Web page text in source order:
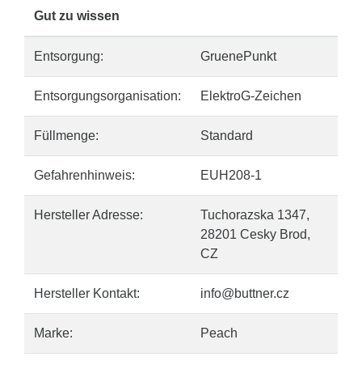
Gut zu wissen
Entsorgung: GruenePunkt
Entsorgungsorganisation: ElektroG-Zeichen
Füllmenge: Standard
Gefahrenhinweis: EUH208-1
Hersteller Adresse:
Tuchorazska 1347,
28201 Cesky Brod,
CZ
Hersteller Kontakt: info@buttner.cz
Marke: Peach